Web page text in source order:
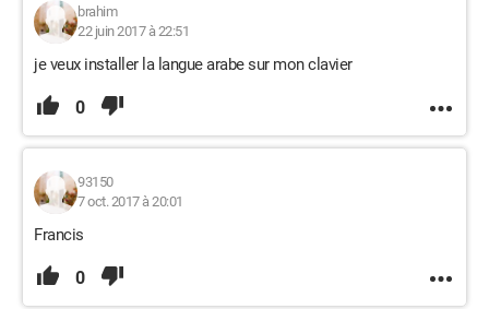
brahim
22 juin 2017 à 22:51
je veux installer la langue arabe sur mon clavier
0
93150
7 oct. 2017 à 20:01
Francis
0